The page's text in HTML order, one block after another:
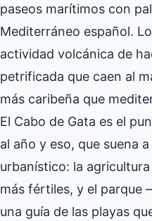
paseos marítimos con
Mediterráneo español.
actividad volcánica de
petrificada que caen al
más caribeña que
El Cabo de Gata es el
al año y eso, que suena
urbanístico: la
más fértiles, y el parque
una guía de las playas